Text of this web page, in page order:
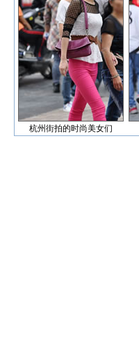
杭州街拍的时尚美女们